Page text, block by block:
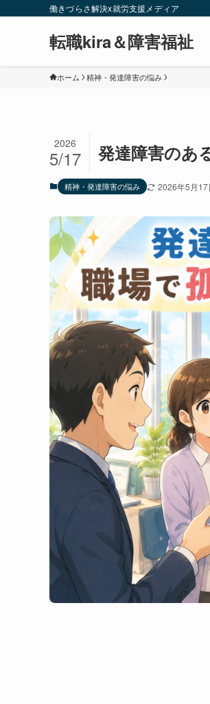
働きづらさ解決x就労支援メディア
転職kira＆障害福祉
ホーム 精神・発達障害の悩み
発達障害のあ
2026
5/17
精神・発達障害の悩み 2026年5月17